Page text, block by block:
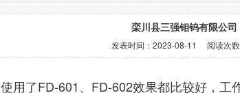
栾川县三强钼钨有限公司
发表时间： 2023-08-11 阅读次数
使用了FD-601、FD-602效果都比较好，工